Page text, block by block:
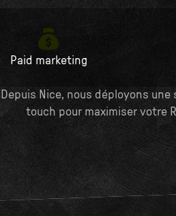
Paid marketing
Depuis Nice, nous déployons
touch pour maximiser votre